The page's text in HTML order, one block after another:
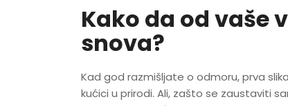
Kako da od vaše
snova?
Kad god razmišljate o odmoru, prva
kućici u prirodi. Ali, zašto se zaustaviti